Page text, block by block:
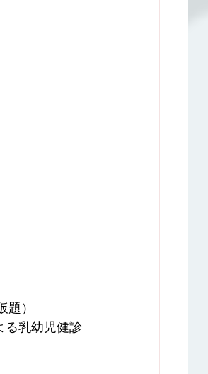
）
る乳幼児健診